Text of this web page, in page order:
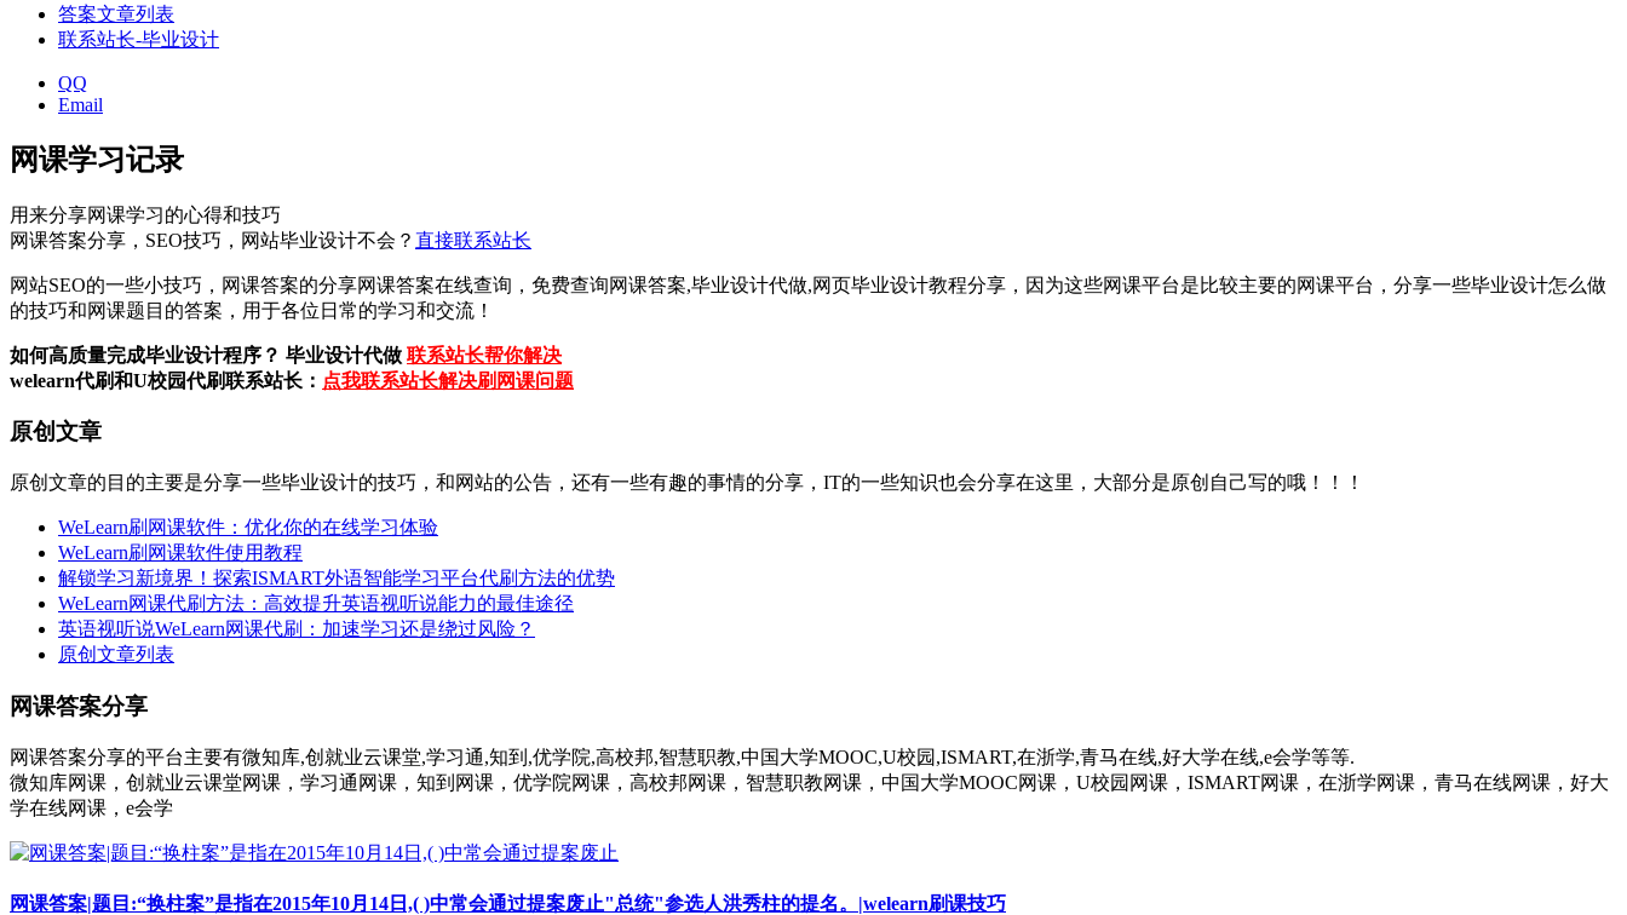
答案文章列表
联系站长-毕业设计
QQ
Email
网课学习记录
用来分享网课学习的心得和技巧
网课答案分享，SEO技巧，网站毕业设计不会？ 直接联系站长
网站SEO的一些小技巧，网课答案的分享网课答案在线查询，免费查询网课答案,毕业设计代做,网页毕业设计教程分享，因为这些网课平台是比较主要的网课平台，分享一些毕业设计怎么做
的技巧和网课题目的答案，用于各位日常的学习和交流！
如何高质量完成毕业设计程序？ 毕业设计代做 联系站长帮你解决
welearn代刷和U校园代刷联系站长： 点我联系站长解决刷网课问题
原创文章
原创文章的目的主要是分享一些毕业设计的技巧，和网站的公告，还有一些有趣的事情的分享，IT的一些知识也会分享在这里，大部分是原创自己写的哦！！！
WeLearn刷网课软件：优化你的在线学习体验
WeLearn刷网课软件使用教程
解锁学习新境界！探索ISMART外语智能学习平台代刷方法的优势
WeLearn网课代刷方法：高效提升英语视听说能力的最佳途径
英语视听说WeLearn网课代刷：加速学习还是绕过风险？
原创文章列表
网课答案分享
网课答案分享的平台主要有微知库,创就业云课堂,学习通,知到,优学院,高校邦,智慧职教,中国大学MOOC,U校园,ISMART,在浙学,青马在线,好大学在线,e会学等等.
微知库网课，创就业云课堂网课，学习通网课，知到网课，优学院网课，高校邦网课，智慧职教网课，中国大学MOOC网课，U校园网课，ISMART网课，在浙学网课，青马在线网课，好大
学在线网课，e会学
网课答案|题目:“换柱案”是指在2015年10月14日,( )中常会通过提案废止"总统"参选人洪秀柱的提名。|welearn刷课技巧